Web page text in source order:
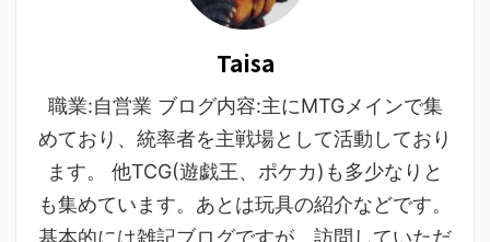
Taisa
職業:自営業 ブログ内容:主にMTGメインで集
めており、統率者を主戦場として活動しており
ます。 他TCG(遊戯王、ポケカ)も多少なりと
も集めています。あとは玩具の紹介などです。
基本的には雑記ブログですが、訪問していただ